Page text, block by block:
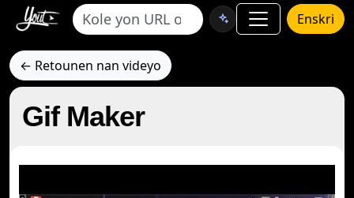
Enskri
← Retounen nan videyo
Gif Maker